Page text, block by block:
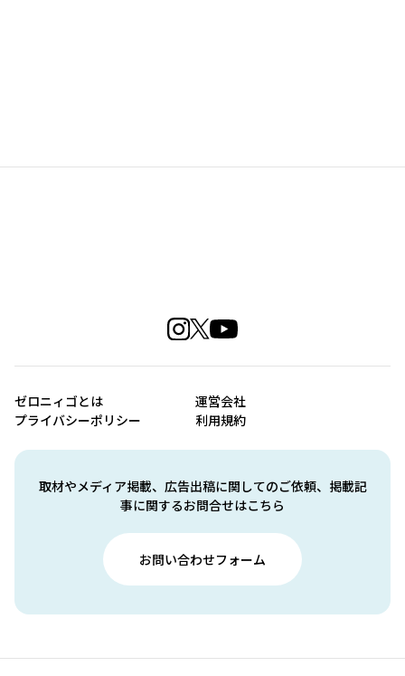
取材やメディア掲載、広告出稿に関してのご依頼、掲載記
事に関するお問合せはこちら
お問い合わせフォーム
ゼロニィゴとは
運営会社
プライバシーポリシー
利用規約